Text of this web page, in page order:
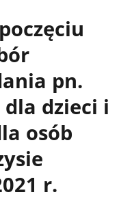
pn.
dzieci i
osób
r.